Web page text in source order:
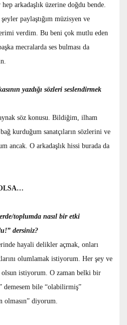
arkadaşlık üzerine doğdu bende.
paylaştığım müzisyen ve
verdim. Bu beni çok mutlu eden
mecralarda ses bulması da
yazdığı sözleri seslendirmek
söz konusu. Bildiğim, ilham
kurduğum sanatçıların sözlerini ve
ancak. O arkadaşlık hissi burada da
toplumda nasıl bir etki
dersiniz?
hayali delikler açmak, onları
olumlamak istiyorum. Her şey ve
olsun istiyorum. O zaman belki bir
demesem bile “olabilirmiş”
diyorum.